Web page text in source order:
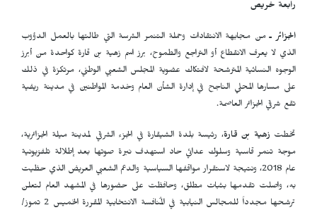
رابعة خريص
الجزائر ـمن مجابهة الانتقادات وحملة التنمر الشرسة التي طالتها بالعمل الدؤوب
الذي لا يعرف الانقطاع أو التراجع والطموح، برز اسم زهية بن قارة كواحدة من أبرز
الوجوه النسائية المترشحة لافتكاك عضوية المجلس الشعبي الوطني، مرتكزة في ذلك
على مسارها المحلي الناجح في إدارة الشأن العام وخدمة المواطنين في مدينة ريفية
تقع شرقي الجزائر العاصمة.
تخطت زهية بن قارة، رئيسة بلدة الشيقارة في الجزء الشرقي لمدينة ميلة الجزائرية،
موجة تنمر قاسية وسلوك عدائي حاد استهدف نبرة صوتها بعد إطلالة تلفزيونية
عام 2018، ونتيجة لاستقرار مواقفها السياسية والدعم الشعبي العريض الذي حظيت
به، واصلت تقدمها بثبات مطلق، وحافظت على حضورها في المشهد العام لتعلن
ترشحها مجدداً للمجالس النيابية في المُنافسة الانتخابية المقررة الخميس 2 تموز/